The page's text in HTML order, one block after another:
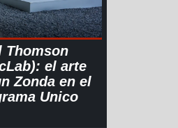
Thomson
el arte
Zonda en el
Unico